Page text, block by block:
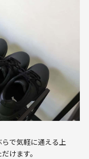
で気軽に通える上
けます。